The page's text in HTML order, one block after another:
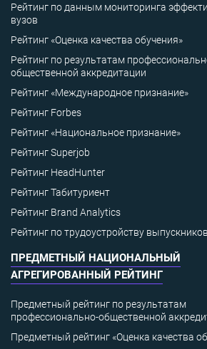
Рейтинг по данным мониторинга
вузов
Рейтинг «Оценка качества обучения»
Рейтинг по результатам
общественной аккредитации
Рейтинг «Международное признание»
Рейтинг Forbes
Рейтинг «Национальное признание»
Рейтинг Superjob
Рейтинг HeadHunter
Рейтинг Табитуриент
Рейтинг Brand Analytics
Рейтинг по трудоустройству выпускников
ПРЕДМЕТНЫЙ НАЦИОНАЛЬНЫЙ
АГРЕГИРОВАННЫЙ РЕЙТИНГ
Предметный рейтинг по результатам
профессионально-общественной
Предметный рейтинг «Оценка качества